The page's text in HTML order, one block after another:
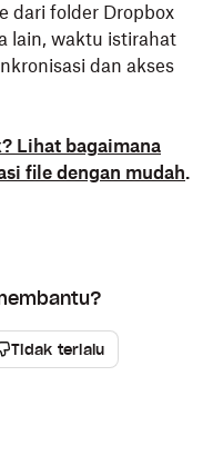
dari folder Dropbox
lain, waktu istirahat
dan akses
Lihat bagaimana
file dengan mudah.
Tidak terlalu